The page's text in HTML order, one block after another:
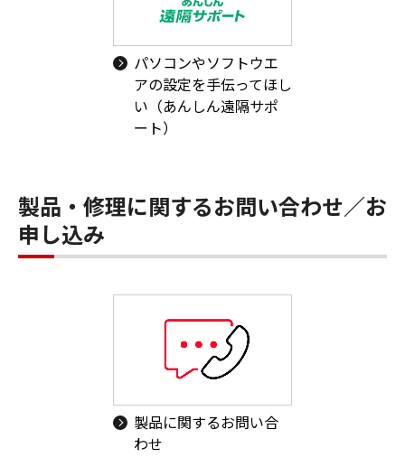
パソコンやソフトウエ
アの設定を手伝ってほし
い（あんしん遠隔サポ
ート）
製品・修理に関するお問い合わせ／お
申し込み
製品に関するお問い合
わせ